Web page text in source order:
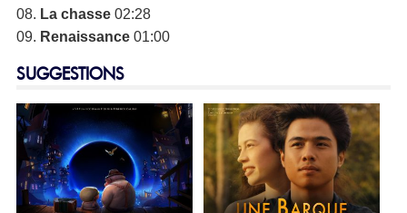
08. La chasse02:28
09. Renaissance01:00
SUGGESTIONS